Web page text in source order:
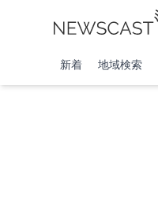
新着 地域検索